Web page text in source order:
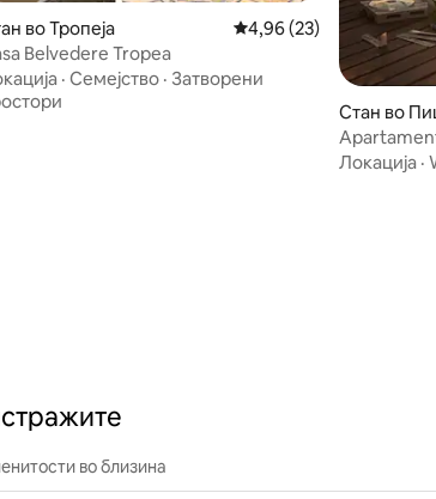
4,94 од 5, 17 рецензии
во Тропеја Просечна оцена: 4,96
4,96 (23)
Belvedere Tropea
· Семејство · Затворени
Стан во
Локација ·
во близина